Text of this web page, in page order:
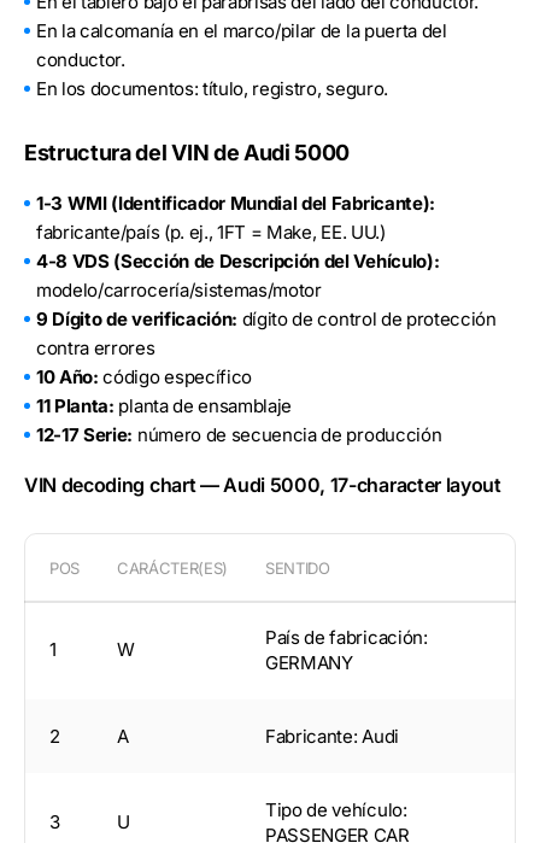
En la calcomanía en el marco/pilar de la puerta del
conductor.
En los documentos: título, registro, seguro.
Estructura del VIN de Audi 5000
1-3 WMI (Identificador Mundial del Fabricante):
fabricante/país (p. ej., 1FT = Make, EE. UU.)
4-8 VDS (Sección de Descripción del Vehículo):
modelo/carrocería/sistemas/motor
9 Dígito de verificación: dígito de control de protección
contra errores
10 Año: código específico
11 Planta: planta de ensamblaje
12-17 Serie: número de secuencia de producción
VIN decoding chart — Audi 5000, 17-character layout
POS CARÁCTER(ES) SENTIDO
1 W
País de fabricación:
GERMANY
2 A Fabricante: Audi
3 U
Tipo de vehículo:
PASSENGER CAR